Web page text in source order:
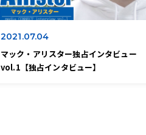
2021.07.04
マック・アリスター独占インタビュー
vol.1【独占インタビュー】